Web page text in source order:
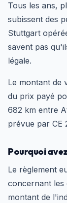
Tous les ans,
subissent des
Stuttgart
savent pas
légale.
Le montant de
du prix payé
682 km entre
prévue par CE
Pourquoi
Le règlement
concernant les
montant de